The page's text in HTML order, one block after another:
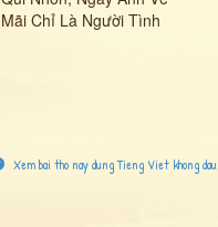
Mãi Chỉ Là Người Tình
Xem bai tho nay dung Tieng Viet khong dau